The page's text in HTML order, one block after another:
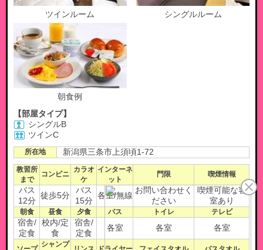
ツインルーム シングルルーム
朝食例
【部屋タイプ】
シングルB
ツインC
所在地 新潟県三条市上須頃1-72
教習所
まで
コンビニ
カラオ
ケ
インターネ
ット
門限 喫煙情報
バス
12分
徒歩5分
バス
15分
各室/無線
お問い合わせく
ださい
喫煙可能な客
室あり
朝食 昼食 夕食 バス トイレ テレビ
宿舎/
定食
校内/定
食
宿舎/
定食
各室 各室 各室
シャンプ